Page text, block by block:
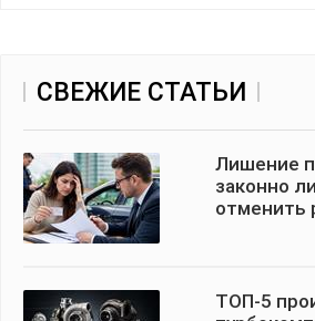
СВЕЖИЕ СТАТЬИ
Лишение
законно
отменить
ТОП-5